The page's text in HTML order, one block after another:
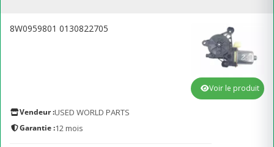
8W0959801 0130822705
Vendeur :USED WORLD PARTS
Garantie :12 mois
Voir le produit